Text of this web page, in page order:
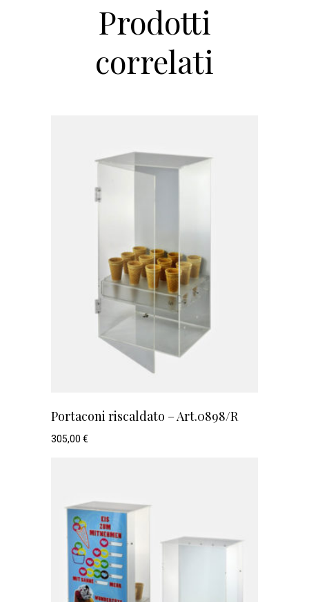
Prodotti
correlati
Portaconi riscaldato – Art.0898/R
305,00 €